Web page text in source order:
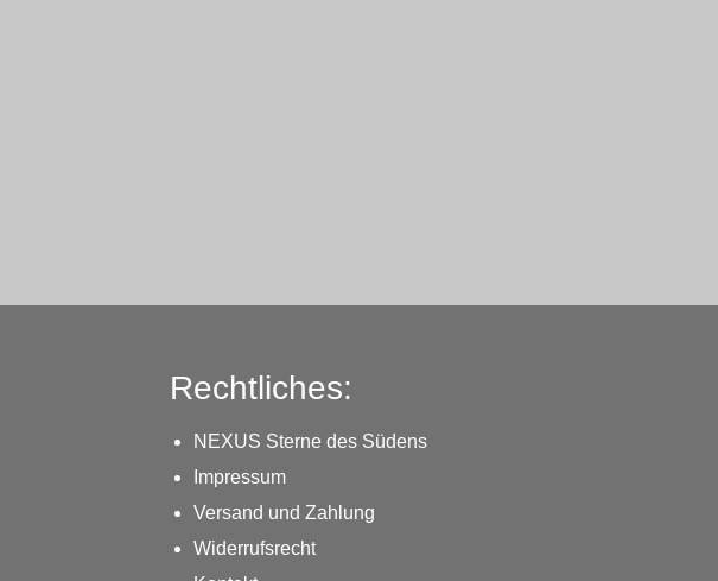
Rechtliches:
NEXUS Sterne des Südens
Impressum
Versand und Zahlung
Widerrufsrecht